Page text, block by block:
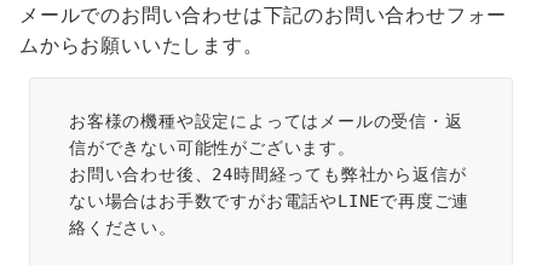
メールでのお問い合わせは下記のお問い合わせフォー
ムからお願いいたします。
お客様の機種や設定によってはメールの受信・返
信ができない可能性がございます。
お問い合わせ後、24時間経っても弊社から返信が
ない場合はお手数ですがお電話やLINEで再度ご連
絡ください。